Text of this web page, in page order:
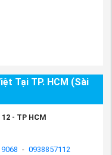
Tại TP. HCM (Sài
12 - TP HCM
- 0938857112